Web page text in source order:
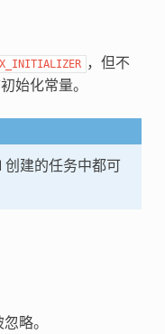
，但不
始化常量。
建的任务中都可
略。